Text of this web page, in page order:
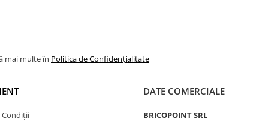
mai multe în Politica de Confidențialitate
Condiții
DATE COMERCIALE
BRICOPOINT SRL